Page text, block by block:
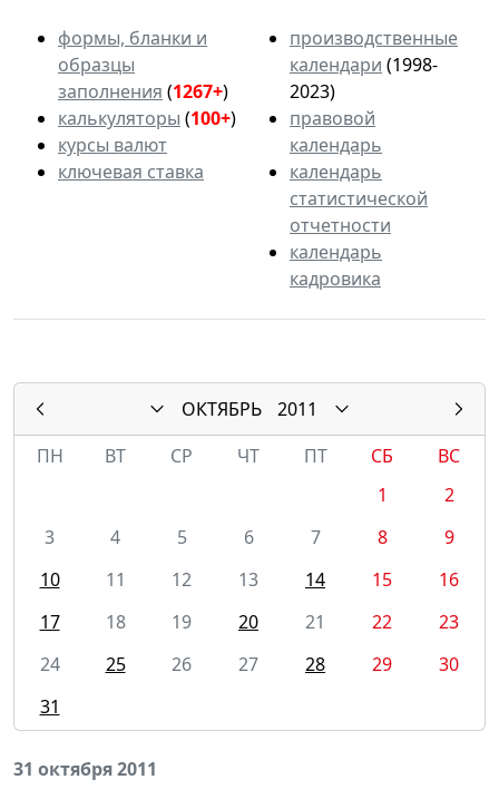
формы, бланки и
образцы
заполнения (1267+)
калькуляторы (100+)
курсы валют
ключевая ставка
производственные
календари (1998-
2023)
правовой
календарь
календарь
статистической
отчетности
календарь
кадровика
ОКТЯБРЬ
2011
ПН
ВТ СР ЧТ ПТ СБ
ВС
1
2
3
4 5 6 7 8
9
10
11 12 13 14 15
16
17
18 19 20 21 22
23
24
25 26 27 28 29
30
31
31 октября 2011